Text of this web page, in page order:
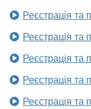
Реєстрація та
Реєстрація та
Реєстрація та
Реєстрація та
Реєстрація та